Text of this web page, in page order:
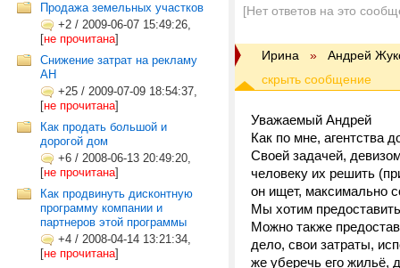
Продажа земельных участков
+2 / 2009-06-07 15:49:26,
[не прочитана]
Снижение затрат на рекламу
АН
+25 / 2009-07-09 18:54:37,
[не прочитана]
Как продать большой и
дорогой дом
+6 / 2008-06-13 20:49:20,
[не прочитана]
Как продвинуть дисконтную
программу компании и
партнеров этой программы
+4 / 2008-04-14 13:21:34,
[не прочитана]
[Нет ответов на это
Ирина » Андрей
Уважаемый Андрей
Как по мне, агентства
Своей задачей,
человеку их решить
он ищет, максимально
Мы хотим
Можно также
дело, свои затраты,
же уберечь его жильё,